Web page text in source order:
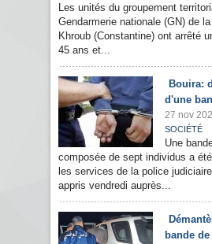
Les unités du groupement
Gendarmerie nationale (GN) de
Khroub (Constantine) ont arrêté
45 ans et...
Bouira:
d'une
27 nov
SOCIÉTÉ
Une
composée de sept individus a
les services de la police
appris vendredi auprès...
bande